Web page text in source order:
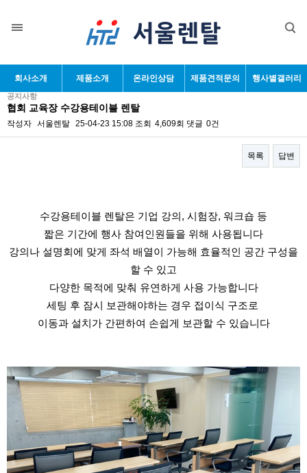
회사소개 제품소개 온라인상담 제품견적문의 행사별갤러리
공지사항
협회 교육장 수강용테이블 렌탈
작성자 서울렌탈 25-04-23 15:08 조회 4,609회 댓글 0건
목록 답변
수강용테이블 렌탈은 기업 강의, 시험장, 워크숍 등
짧은 기간에 행사 참여인원들을 위해 사용됩니다
강의나 설명회에 맞게 좌석 배열이 가능해 효율적인 공간 구성을
할 수 있고
다양한 목적에 맞춰 유연하게 사용 가능합니다
세팅 후 잠시 보관해야하는 경우 접이식 구조로
이동과 설치가 간편하여 손쉽게 보관할 수 있습니다